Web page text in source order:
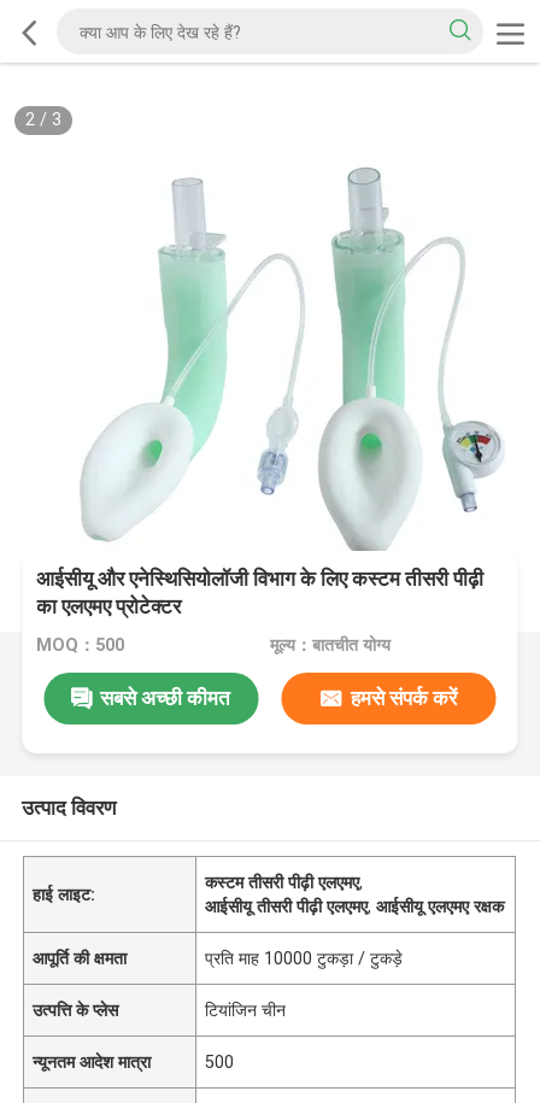
2/ 3
आईसीयू और एनेस्थिसियोलॉजी विभाग के लिए कस्टम तीसरी पीढ़ी
का एलएमए प्रोटेक्टर
MOQ：500 मूल्य：बातचीत योग्य
सबसे अच्छी कीमत हमसे संपर्क करें
उत्पाद विवरण
हाई लाइट:
कस्टम तीसरी पीढ़ी एलएमए,
आईसीयू तीसरी पीढ़ी एलएमए,आईसीयू एलएमए रक्षक
आपूर्ति की क्षमता प्रति माह 10000 टुकड़ा / टुकड़े
उत्पत्ति के प्लेस टियांजिन चीन
न्यूनतम आदेश मात्रा 500